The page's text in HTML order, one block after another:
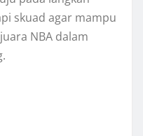
skuad agar mampu
NBA dalam